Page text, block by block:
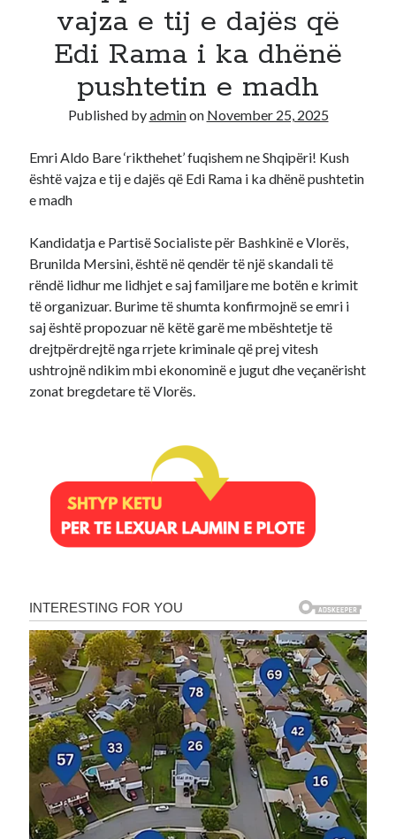
Recent Comments
A WordPress Commenteron Hello world!
vajza e tij e dajës që
Edi Rama i ka dhënë
pushtetin e madh
Published byadminon November 25, 2025
Emri Aldo Bare ‘rikthehet’ fuqishem ne Shqipëri! Kush
është vajza e tij e dajës që Edi Rama i ka dhënë pushtetin
e madh
Kandidatja e Partisë Socialiste për Bashkinë e Vlorës,
Brunilda Mersini, është në qendër të një skandali të
rëndë lidhur me lidhjet e saj familjare me botën e krimit
të organizuar. Burime të shumta konfirmojnë se emri i
saj është propozuar në këtë garë me mbështetje të
drejtpërdrejtë nga rrjete kriminale që prej vitesh
ushtrojnë ndikim mbi ekonominë e jugut dhe veçanërisht
zonat bregdetare të Vlorës.